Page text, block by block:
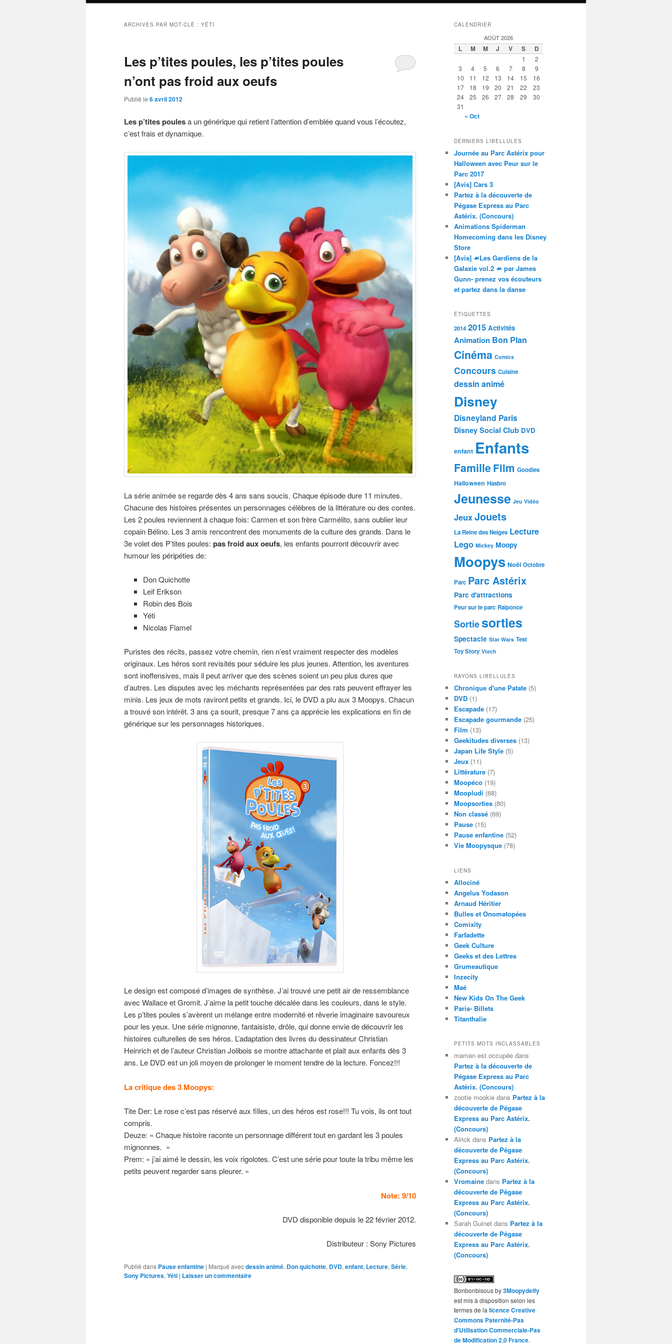
ARCHIVES PAR MOT-CLÉ : YÉTI
Les p’tites poules, les p’tites poules
n’ont pas froid aux oeufs
Publié le 6 avril 2012
Les p’tites poulesa un générique qui retient l’attention d’emblée quand vous l’écoutez,
c’est frais et dynamique.
La série animée se regarde dès 4 ans sans soucis. Chaque épisode dure 11 minutes.
Chacune des histoires présentes un personnages célèbres de la littérature ou des contes.
Les 2 poules reviennent à chaque fois: Carmen et son frère Carmélito, sans oublier leur
copain Bélino. Les 3 amis rencontrent des monuments de la culture des grands. Dans le
3e volet des P’tites poules: pas froid aux oeufs, les enfants pourront découvrir avec
humour les péripéties de:
Don Quichotte
Leif Erikson
Robin des Bois
Yéti
Nicolas Flamel
Puristes des récits, passez votre chemin, rien n’est vraiment respecter des modèles
originaux. Les héros sont revisités pour séduire les plus jeunes. Attention, les aventures
sont inoffensives, mais il peut arriver que des scènes soient un peu plus dures que
d’autres. Les disputes avec les méchants représentées par des rats peuvent effrayer les
minis. Les jeux de mots raviront petits et grands. Ici, le DVD a plu aux 3 Moopys. Chacun
a trouvé son intérêt. 3 ans ça sourit, presque 7 ans ça apprécie les explications en fin de
générique sur les personnages historiques.
Le design est composé d’images de synthèse. J’ai trouvé une petit air de ressemblance
avec Wallace et Gromit. J’aime la petit touche décalée dans les couleurs, dans le style.
Les p’tites poules s’avèrent un mélange entre modernité et rêverie imaginaire savoureux
pour les yeux. Une série mignonne, fantaisiste, drôle, qui donne envie de découvrir les
histoires culturelles de ses héros. L’adaptation des livres du dessinateur Christian
Heinrich et de l’auteur Christian Jolibois se montre attachante et plait aux enfants dès 3
ans. Le DVD est un joli moyen de prolonger le moment tendre de la lecture. Foncez!!!
La critique des 3 Moopys:
Tite Der: Le rose c’est pas réservé aux filles, un des héros est rose!!! Tu vois, ils ont tout
compris.
Deuze: « Chaque histoire raconte un personnage différent tout en gardant les 3 poules
mignonnes. »
Prem: « j’ai aimé le dessin, les voix rigolotes. C’est une série pour toute la tribu même les
petits peuvent regarder sans pleurer. »
Note: 9/10
DVD disponible depuis le 22 février 2012.
Distributeur : Sony Pictures
Publié dans Pause enfantine | Marqué avecdessin animé, Don quichotte, DVD, enfant, Lecture, Série,
Sony Pictures, Yéti | Laisser un commentaire
CALENDRIER
AOÛT 2026
L M M J V S D
1
2
3
4 5 6 7 8
9
10
11 12 13 14 15
16
17
18 19 20 21 22
23
24
25 26 27 28 29
30
31
« Oct
DERNIERS LIBELLULES
Journée au Parc Astérix pour
Halloween avec Peur sur le
Parc 2017
[Avis] Cars 3
Partez à la découverte de
Pégase Express au Parc
Astérix. (Concours)
Animations Spiderman
Homecoming dans les Disney
Store
[Avis] ☙Les Gardiens de la
Galaxie vol.2 ☙ par James
Gunn- prenez vos écouteurs
et partez dans la danse
ÉTIQUETTES
2014 2015 Activités
Animation Bon Plan
Cinéma Comics
Concours Cuisine
dessin animé
Disney
Disneyland Paris
Disney Social Club DVD
enfant Enfants
FamilleFilm Goodies
Halloween Hasbro
Jeunesse Jeu Vidéo
JeuxJouets
La Reine des Neiges Lecture
Lego Mickey Moopy
Moopys Noël Octobre
Parc Parc Astérix
Parc d'attractions
Peur sur le parc Raiponce
Sortiesorties
Spectacle Star Wars Test
Toy Story Vtech
RAYONS LIBELLULES
Chronique d'une Patate (5)
DVD (1)
Escapade (17)
Escapade gourmande (25)
Film (13)
Geekitudes diverses (13)
Japan Life Style (5)
Jeux (11)
Littérature (7)
Moopéco (19)
Moopludi (68)
Moopsorties (80)
Non classé (69)
Pause (15)
Pause enfantine (52)
Vie Moopysque (78)
LIENS
Allociné
Angelus Yodason
Arnaud Héritier
Bulles et Onomatopées
Comixity
Farfadette
Geek Culture
Geeks et des Lettres
Grumeautique
Inzecity
Maé
New Kids On The Geek
Paris- Billets
Titanthalie
PETITS MOTS INCLASSABLES
maman est occupée dans
Partez à la découverte de
Pégase Express au Parc
Astérix. (Concours)
zootie mookie dans Partez à la
découverte de Pégase
Express au Parc Astérix.
(Concours)
Alrick dans Partez à la
découverte de Pégase
Express au Parc Astérix.
(Concours)
Vromaine dans Partez à la
découverte de Pégase
Express au Parc Astérix.
(Concours)
Sarah Guinet dans Partez à la
découverte de Pégase
Express au Parc Astérix.
(Concours)
Bonbonbisousby3Moopydelfy
est mis à disposition selon les
termes de la licence Creative
Commons Paternité-Pas
d'Utilisation Commerciale-Pas
de Modification 2.0 France.